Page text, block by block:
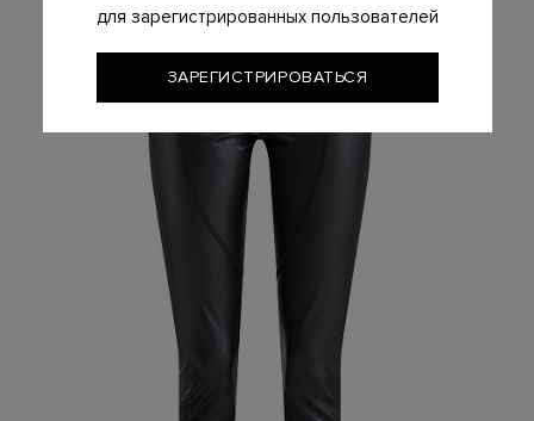
для зарегистрированных пользователей
ЗАРЕГИСТРИРОВАТЬСЯ